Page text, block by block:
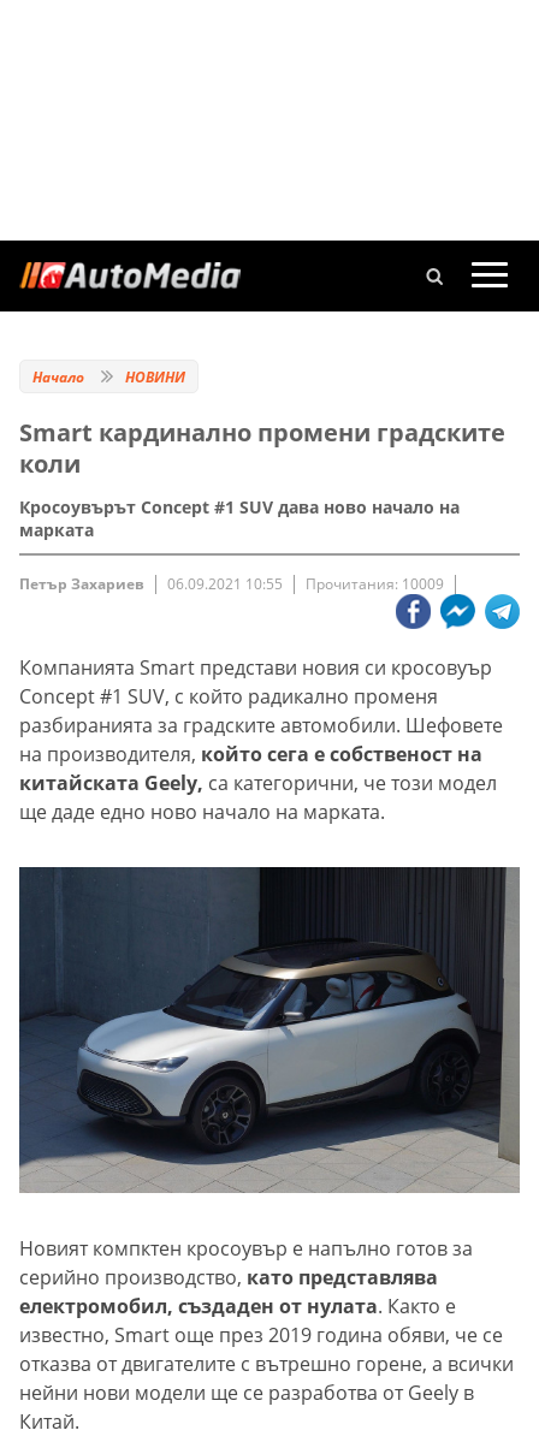
Начало НОВИНИ
Smart кардинално промени градските
коли
Кросоувърът Concept #1 SUV дава ново начало на
марката
Петър Захариев 06.09.2021 10:55 Прочитания: 10009
Компанията Smart представи новия си кросовуър
Concept #1 SUV, с който радикално променя
разбиранията за градските автомобили. Шефовете
на производителя, който сега е собственост на
китайската Geely, са категорични, че този модел
ще даде едно ново начало на марката.
Новият компктен кросоувър е напълно готов за
серийно производство, като представлява
електромобил, създаден от нулата. Както е
известно, Smart още през 2019 година обяви, че се
отказва от двигателите с вътрешно горене, а всички
нейни нови модели ще се разработва от Geely в
Китай.